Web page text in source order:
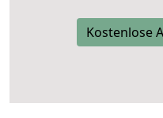
Kostenlose